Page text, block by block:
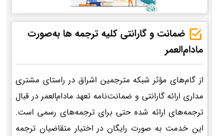
ضمانت و گارانتی کلیه ترجمه ها به‌صورت
مادام‌العمر
از گام‌های مؤثر شبکه مترجمین اشراق در راستای مشتری
مداری ارائه گارانتی و ضمانت‌نامه تعهد مادام‌العمر در قبال
ترجمه‌های ارائه شده حتی برای ترجمه‌های رسمی است.
این خدمت به صورت رایگان در اختیار متقاضیان ترجمه